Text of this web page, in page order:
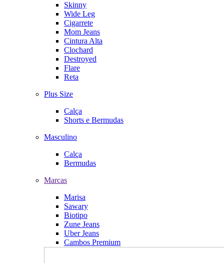
Skinny
Wide Leg
Cigarrete
Mom Jeans
Cintura Alta
Clochard
Destroyed
Flare
Reta
Plus Size
Calça
Shorts e Bermudas
Masculino
Calça
Bermudas
Marcas
Marisa
Sawary
Biotipo
Zune Jeans
Uber Jeans
Cambos Premium